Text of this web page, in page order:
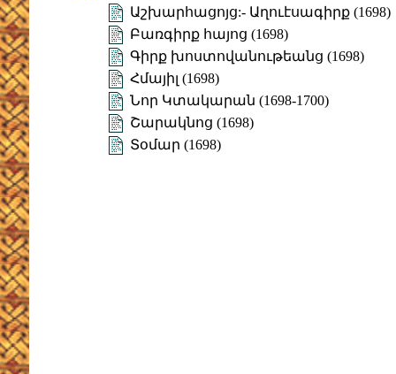
Աշխարհացոյց:- Աղուէսագիրք (1698)
Բառգիրք հայոց (1698)
Գիրք խոստովանութեանց (1698)
Հմայիլ (1698)
Նոր Կտակարան (1698-1700)
Շարակնոց (1698)
Տօմար (1698)